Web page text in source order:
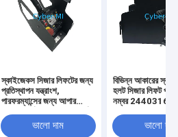
স্কাইজেকস সিজার লিফটের জন্য
প্রতিস্থাপন যন্ত্রাংশ,
পারফরম্যান্সের জন্য আপার
পার্টস
ভালো দাম
বিভিন্ন আকারের
হলট সিজার লিফট পার্টস
নম্বর
7.87 ইঞ্চিভালো দাম